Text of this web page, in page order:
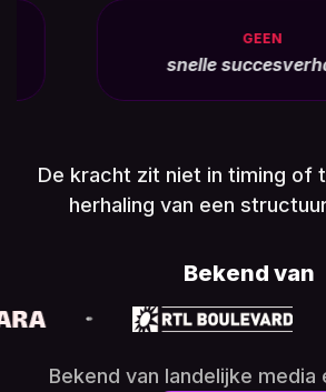
GEEN
snelle
De kracht zit niet in timing of
herhaling van een
Bekend van
Bekend van landelijke